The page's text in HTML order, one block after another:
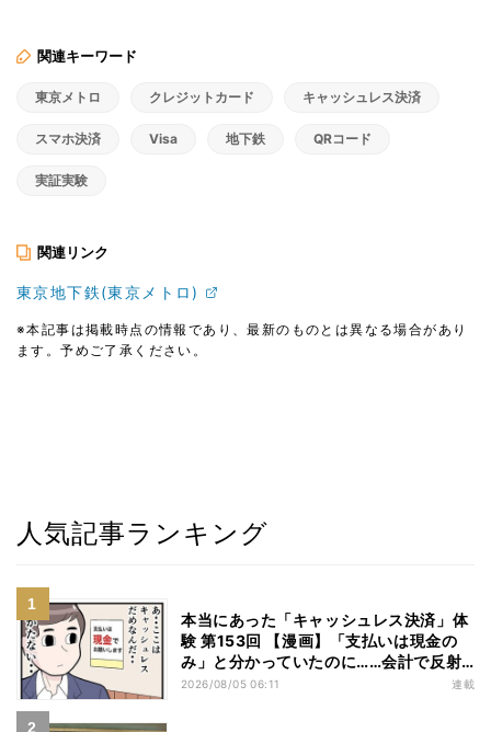
関連キーワード
東京メトロ クレジットカード キャッシュレス決済
スマホ決済 Visa 地下鉄 QRコード
実証実験
関連リンク
東京地下鉄(東京メトロ)
※本記事は掲載時点の情報であり、最新のものとは異なる場合があり
ます。予めご了承ください。
人気記事ランキング
本当にあった「キャッシュレス決済」体
験 第153回 【漫画】「支払いは現金の
み」と分かっていたのに……会計で反射
的に出してしまったものは
2026/08/05 06:11 連載